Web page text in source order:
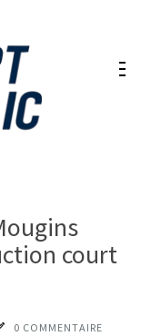
court
0 COMMENTAIRE